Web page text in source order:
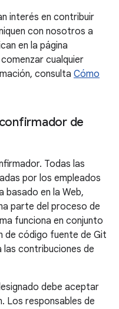
interés en contribuir
con nosotros a
en la página
cualquier
consulta Cómo
de
Todas las
por los empleados
basado en la Web,
parte del proceso de
funciona en conjunto
de código fuente de Git
las contribuciones de
debe aceptar
Los responsables de